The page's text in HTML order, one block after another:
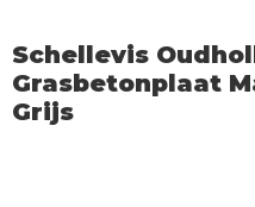
Schellevis
Grasbetonplaat
Grijs